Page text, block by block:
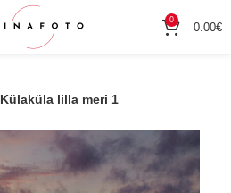
0
0.00€
Külaküla lilla meri 1